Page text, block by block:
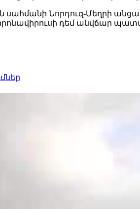
Նորդուզ-Մեղրի
դեմ անվճար